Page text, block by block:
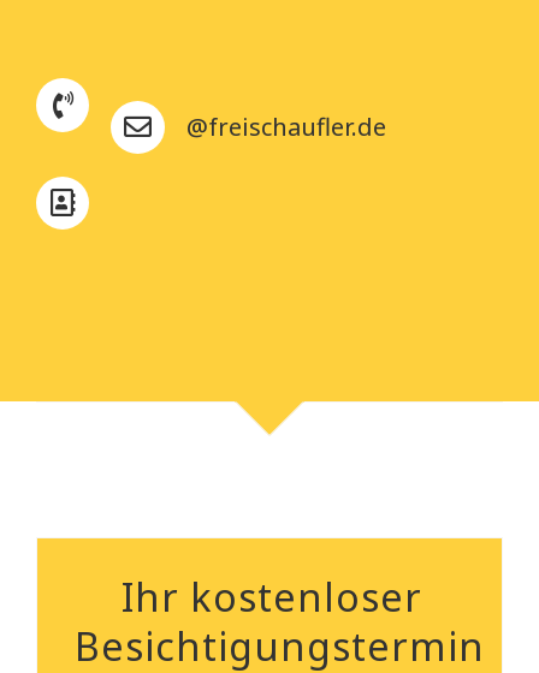
@freischaufler.de
Ihr kostenloser
Besichtigungstermin